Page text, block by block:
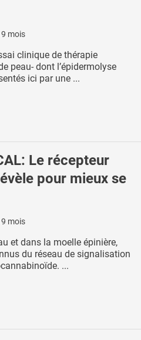
mois
clinique de thérapie
peau- dont l’épidermolyse
ici par une ...
Le récepteur
pour mieux se
mois
et dans la moelle épinière,
du réseau de signalisation
...